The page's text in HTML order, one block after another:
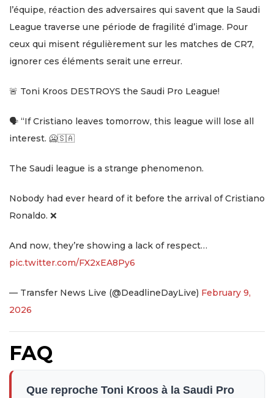
l’équipe, réaction des adversaires qui savent que la Saudi
League traverse une période de fragilité d’image. Pour
ceux qui misent régulièrement sur les matches de CR7,
ignorer ces éléments serait une erreur.
🚨 Toni Kroos DESTROYS the Saudi Pro League!
🗣️ “If Cristiano leaves tomorrow, this league will lose all
interest. 🥶🇸🇦
The Saudi league is a strange phenomenon.
Nobody had ever heard of it before the arrival of Cristiano
Ronaldo. ❌
And now, they’re showing a lack of respect…
pic.twitter.com/FX2xEA8Py6
— Transfer News Live (@DeadlineDayLive) February 9,
2026
FAQ
Que reproche Toni Kroos à la Saudi Pro